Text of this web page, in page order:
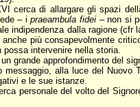
cerca di allargare gli spazi
– ipraeambula fidei– non si
indipendenza dalla ragione
più consapevolmente
intervenire nella storia.
grande approfondimento del
alla luce del Nuovo
e le sue istanze.
personale del volto del